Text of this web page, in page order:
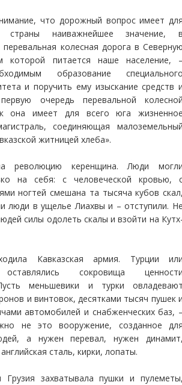
что дорожный вопрос имеет
страны наиважнейшее значение,
колесная дорога в
которой питается наше население,
образование
и поручить ему изыскание средств
очередь перевальной
она имеет для всего юга
соединяющая
житницей хлеба».
революцию керенщина. Люди
на себя: с человеческой кровью,
ногтей смешана та тысяча кубов
люди в ущелье Лиахвы и – отступили.
силы одолеть скалы и взойти на
Кавказская армия. Турции
сокровища
меньшевики и турки
и винтовок, десятками тысяч пушек
автомобилей и снабженческих баз,
не это вооружение, созданное
а нужен перевал, нужен
сталь, кирки, лопаты.
Грузия захватывала пушки и